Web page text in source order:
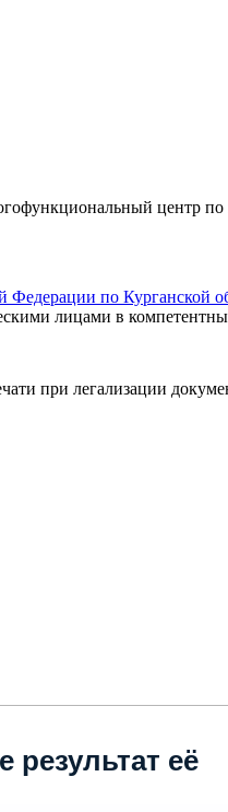
центр
по Курганской
лицами в
при легализации
её